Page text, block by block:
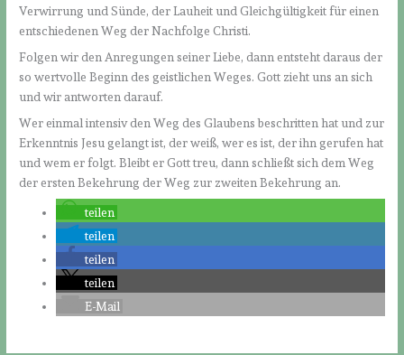
Verwirrung und Sünde, der Lauheit und Gleichgültigkeit für einen
entschiedenen Weg der Nachfolge Christi.
Folgen wir den Anregungen seiner Liebe, dann entsteht daraus der
so wertvolle Beginn des geistlichen Weges. Gott zieht uns an sich
und wir antworten darauf.
Wer einmal intensiv den Weg des Glaubens beschritten hat und zur
Erkenntnis Jesu gelangt ist, der weiß, wer es ist, der ihn gerufen hat
und wem er folgt. Bleibt er Gott treu, dann schließt sich dem Weg
der ersten Bekehrung der Weg zur zweiten Bekehrung an.
teilen
teilen
teilen
teilen
E-Mail